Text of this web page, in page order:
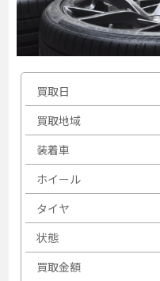
買取日
買取地域
装着車
ホイール
タイヤ
状態
買取金額